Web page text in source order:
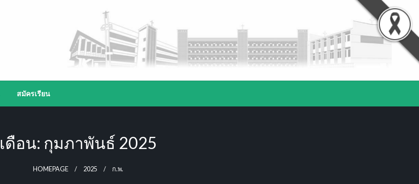
สมัครเรียน
เดือน: กุมภาพันธ์ 2025
HOMEPAGE 2025 ก.พ.